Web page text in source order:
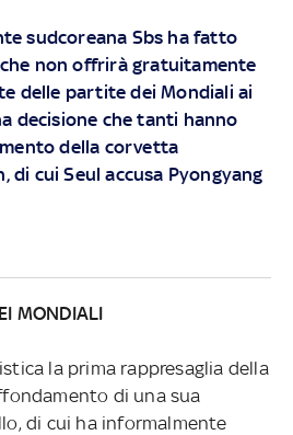
sudcoreana Sbs ha fatto
non offrirà gratuitamente
delle partite dei Mondiali ai
decisione che tanti hanno
della corvetta
di cui Seul accusa Pyongyang
MONDIALI
la prima rappresaglia della
di una sua
di cui ha informalmente